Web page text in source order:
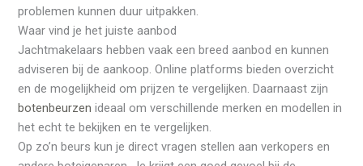
problemen kunnen duur uitpakken.
Waar vind je het juiste aanbod
Jachtmakelaars hebben vaak een breed aanbod en kunnen
adviseren bij de aankoop. Online platforms bieden overzicht
en de mogelijkheid om prijzen te vergelijken. Daarnaast zijn
botenbeurzen ideaal om verschillende merken en modellen in
het echt te bekijken en te vergelijken.
Op zo’n beurs kun je direct vragen stellen aan verkopers en